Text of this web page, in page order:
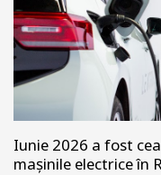
Iunie 2026 a fost
mașinile electrice în